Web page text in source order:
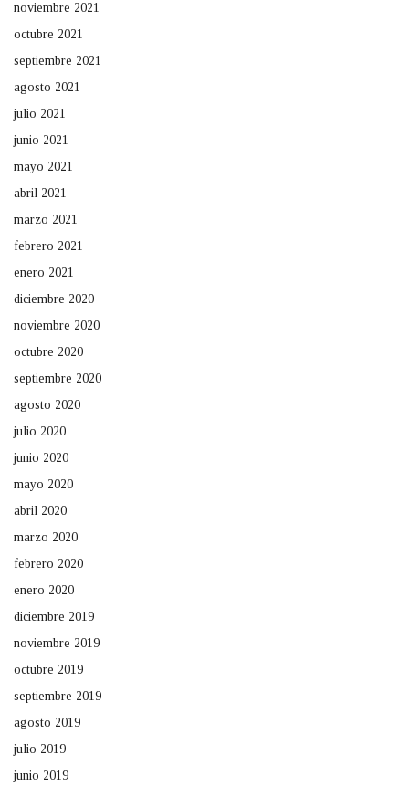
noviembre 2021
octubre 2021
septiembre 2021
agosto 2021
julio 2021
junio 2021
mayo 2021
abril 2021
marzo 2021
febrero 2021
enero 2021
diciembre 2020
noviembre 2020
octubre 2020
septiembre 2020
agosto 2020
julio 2020
junio 2020
mayo 2020
abril 2020
marzo 2020
febrero 2020
enero 2020
diciembre 2019
noviembre 2019
octubre 2019
septiembre 2019
agosto 2019
julio 2019
junio 2019